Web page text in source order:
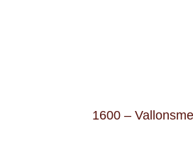
1600 –